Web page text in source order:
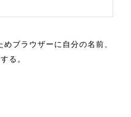
ブラウザーに自分の名前、
る。